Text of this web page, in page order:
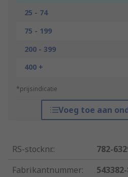
25 - 74
75 - 199
200 - 399
400 +
*prijsindicatie
Voeg toe aan
RS-stocknr.:
782-
Fabrikantnummer: